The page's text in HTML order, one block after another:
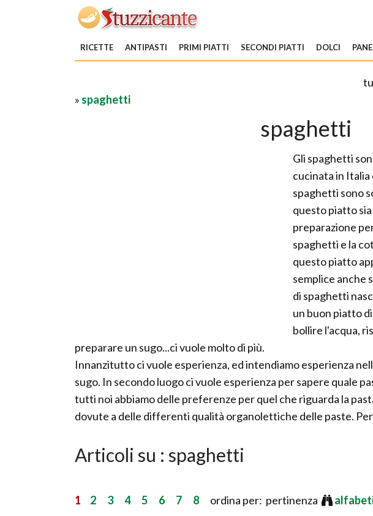
RICETTE ANTIPASTI PRIMI PIATTI SECONDI PIATTI DOLCI
» spaghetti
spaghetti
Gli spaghetti
cucinata in
spaghetti sono
questo piatto
preparazione
spaghetti e la
questo piatto
semplice anche
di spaghetti
un buon piatto
bollire l'acqua,
preparare un sugo...ci vuole molto di più.
Innanzitutto ci vuole esperienza, ed intendiamo esperienza
sugo. In secondo luogo ci vuole esperienza per sapere quale
tutti noi abbiamo delle preferenze per quel che riguarda la
dovute a delle differenti qualità organolettiche delle paste.
Articoli su : spaghetti
1 2 3 4 5 6 7 8 ordina per: pertinenza